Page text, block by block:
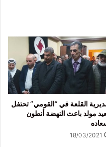
القلعة في “القومي” تحتفل
مولد باعث النهضة أنطون
18/03/2021